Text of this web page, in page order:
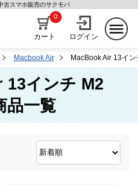
古スマホ販売のサクモバ
カート
0
ログイン
Macbook Air MacBook Air 13イ
インチ M2
品一覧